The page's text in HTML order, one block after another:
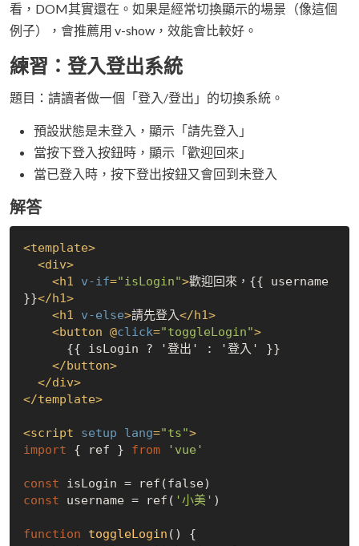
看，DOM其實還在。如果是經常切換顯示的場景（像這個
例子），會推薦用 v-show，效能會比較好。
練習：登入登出系統
題目：請讀者做一個「登入/登出」的切換系統。
預設狀態是未登入，顯示「請先登入」
當按下登入按鈕時，顯示「歡迎回來」
當已登入時，按下登出按鈕又會回到未登入
解答
<template>
<div>
<h1 v-if="isLogin">歡迎回來，{{ username
}}</h1>
<h1 v-else>請先登入</h1>
<button @click="toggleLogin">
</button>
</div>
</template>
<script setup lang="ts">
import { ref } from 'vue'
const isLogin = ref(false
const username = ref( '小美' )
function toggleLogin ( ) {